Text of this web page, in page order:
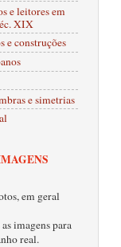
e leitores em
XIX
e construções
e simetrias
em geral
imagens para
real.